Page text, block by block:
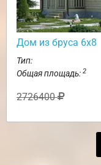
Дом из бруса 6х8
Тип:
Общая площадь: 2
2726400